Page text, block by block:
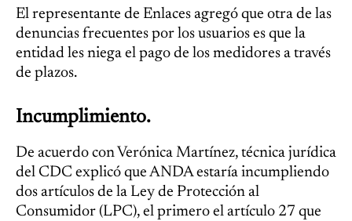
El representante de Enlaces agregó que otra de las
denuncias frecuentes por los usuarios es que la
entidad les niega el pago de los medidores a través
de plazos.
Incumplimiento.
De acuerdo con Verónica Martínez, técnica jurídica
del CDC explicó que ANDA estaría incumpliendo
dos artículos de la Ley de Protección al
Consumidor (LPC), el primero el artículo 27 que